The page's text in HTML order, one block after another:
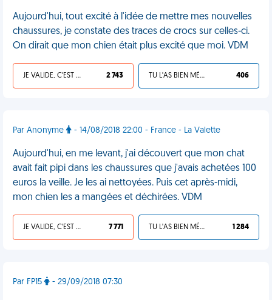
Aujourd'hui, tout excité à l'idée de mettre mes nouvelles
chaussures, je constate des traces de crocs sur celles-ci.
On dirait que mon chien était plus excité que moi. VDM
JE VALIDE, C'EST UNE VDM 2 743 TU L'AS BIEN MÉRITÉ 406
Par Anonyme - 14/08/2018 22:00 - France - La Valette
Aujourd'hui, en me levant, j'ai découvert que mon chat
avait fait pipi dans les chaussures que j'avais achetées 100
euros la veille. Je les ai nettoyées. Puis cet après-midi,
mon chien les a mangées et déchirées. VDM
JE VALIDE, C'EST UNE VDM 7 771 TU L'AS BIEN MÉRITÉ 1 284
Par FP15 - 29/09/2018 07:30